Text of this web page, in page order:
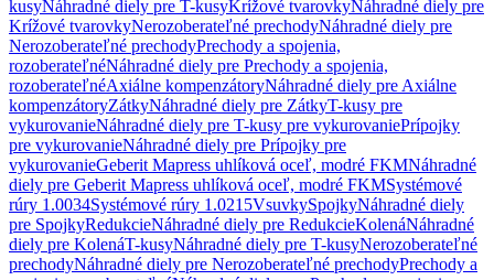
kusyNáhradné diely pre T-kusyKrížové tvarovkyNáhradné diely pre
Krížové tvarovkyNerozoberateľné prechodyNáhradné diely pre
Nerozoberateľné prechodyPrechody a spojenia,
rozoberateľnéNáhradné diely pre Prechody a spojenia,
rozoberateľnéAxiálne kompenzátoryNáhradné diely pre Axiálne
kompenzátoryZátkyNáhradné diely pre ZátkyT-kusy pre
vykurovanieNáhradné diely pre T-kusy pre vykurovaniePrípojky
pre vykurovanieNáhradné diely pre Prípojky pre
vykurovanieGeberit Mapress uhlíková oceľ, modré FKMNáhradné
diely pre Geberit Mapress uhlíková oceľ, modré FKMSystémové
rúry 1.0034Systémové rúry 1.0215VsuvkySpojkyNáhradné diely
pre SpojkyRedukcieNáhradné diely pre RedukcieKolenáNáhradné
diely pre KolenáT-kusyNáhradné diely pre T-kusyNerozoberateľné
prechodyNáhradné diely pre Nerozoberateľné prechodyPrechody a